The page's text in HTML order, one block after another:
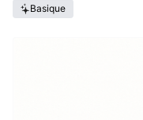
Basique